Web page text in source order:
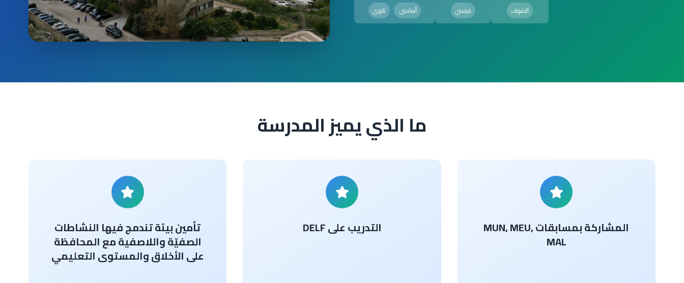
الشوف فرنسي أساسي ثانوي
ما الذي يميز المدرسة
المشاركة بمسابقات MUN, MEU,
MAL
التدريب على DELF تأمين بيئة تندمج فيها النشاطات
الصفيّة واللاصفية مع المحافظة
على الأخلاق والمستوى التعليمي